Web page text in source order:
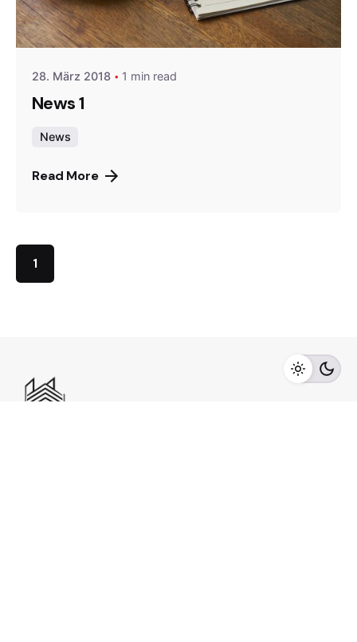
Posted by
Gernot
28. März 2018 1 min read
News 1
News
Read More
1